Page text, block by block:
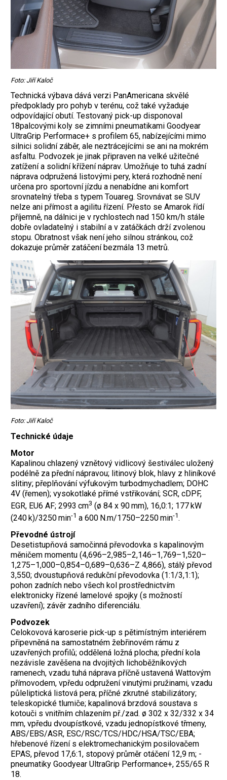
Foto: Jiří Kaloč
Technická výbava dává verzi PanAmericana skvělé
předpoklady pro pohyb v terénu, což také vyžaduje
odpovídající obutí. Testovaný pick-up disponoval
18palcovými koly se zimními pneumatikami Goodyear
UltraGrip Performace+ s profilem 65, nabízejícími mimo
silnici solidní záběr, ale neztrácejícími se ani na mokrém
asfaltu. Podvozek je jinak připraven na velké užitečné
zatížení a solidní křížení náprav. Umožňuje to tuhá zadní
náprava odpružená listovými pery, která rozhodně není
určena pro sportovní jízdu a nenabídne ani komfort
srovnatelný třeba s typem Touareg. Srovnávat se SUV
nelze ani přímost a agilitu řízení. Přesto se Amarok řídí
příjemně, na dálnici je v rychlostech nad 150 km/h stále
dobře ovladatelný i stabilní a v zatáčkách drží zvolenou
stopu. Obratnost však není jeho silnou stránkou, což
dokazuje průměr zatáčení bezmála 13 metrů.
Foto: Jiří Kaloč
Technické údaje
Motor
Kapalinou chlazený vznětový vidlicový šestiválec uložený
podélně za přední nápravou; litinový blok, hlavy z hliníkové
slitiny; přeplňování výfukovým turbodmychadlem; DOHC
4V (řemen); vysokotlaké přímé vstřikování; SCR, cDPF,
EGR, EU6 AF; 2993 cm3 (ø 84 x 90 mm), 16,0:1; 177 kW
(240 k)/3250 min-1 a 600 N.m/1750–2250 min-1.
Převodné ústrojí
Desetistupňová samočinná převodovka s kapalinovým
měničem momentu (4,696–2,985–2,146–1,769–1,520–
1,275–1,000–0,854–0,689–0,636–Z 4,866), stálý převod
3,550; dvoustupňová redukční převodovka (1:1/3,1:1);
pohon zadních nebo všech kol prostřednictvím
elektronicky řízené lamelové spojky (s možností
uzavření); závěr zadního diferenciálu.
Podvozek
Celokovová karoserie pick-up s pětimístným interiérem
připevněná na samostatném žebřinovém rámu z
uzavřených profilů; oddělená ložná plocha; přední kola
nezávisle zavěšena na dvojitých lichoběžníkových
ramenech, vzadu tuhá náprava příčně ustavená Wattovým
přímovodem, vpředu odpružení vinutými pružinami, vzadu
půleliptická listová pera; příčné zkrutné stabilizátory;
teleskopické tlumiče; kapalinová brzdová soustava s
kotouči s vnitřním chlazením př./zad. ø 302 x 32/332 x 34
mm, vpředu dvoupístkové, vzadu jednopístkové třmeny,
ABS/EBS/ASR, ESC/RSC/TCS/HDC/HSA/TSC/EBA;
hřebenové řízení s elektromechanickým posilovačem
EPAS, převod 17,6:1, stopový průměr otáčení 12,9 m; ­
pneumatiky Goodyear UltraGrip Performance+, 255/65 R
18.